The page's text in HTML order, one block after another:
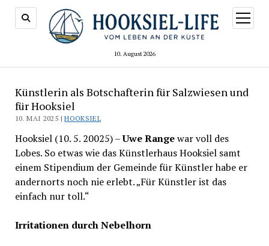
10. August 2026
Menü
öffnen
Künstlerin als Botschafterin für Salzwiesen und
für Hooksiel
10. MAI 2025 |HOOKSIEL
Hooksiel (10. 5. 20025) –Uwe Rangewar voll des
Lobes. So etwas wie das Künstlerhaus Hooksiel samt
einem Stipendium der Gemeinde für Künstler habe er
andernorts noch nie erlebt. „Für Künstler ist das
einfach nur toll.“
Irritationen durch Nebelhorn